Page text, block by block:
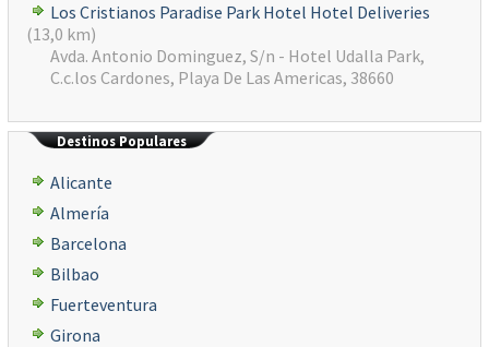
Los Cristianos Paradise Park Hotel Hotel Deliveries
(13,0 km)
Avda. Antonio Dominguez, S/n - Hotel Udalla Park,
C.c.los Cardones, Playa De Las Americas, 38660
Destinos Populares
Alicante
Almería
Barcelona
Bilbao
Fuerteventura
Girona